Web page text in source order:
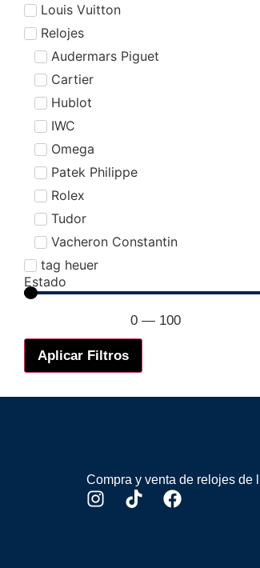
Louis Vuitton
Relojes
Audermars Piguet
Cartier
Hublot
IWC
Omega
Patek Philippe
Rolex
Tudor
Vacheron Constantin
tag heuer
Estado
0 — 100
Aplicar Filtros
Compra y venta de relojes de